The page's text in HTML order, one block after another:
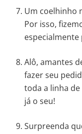
Um coelhinho
Por isso,
especialmente
Alô, amantes
fazer seu
toda a linha de
já o seu!
Surpreenda